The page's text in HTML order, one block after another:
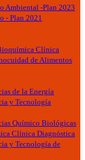
Ambiental -Plan 2023
- Plan 2021
Clínica
de Alimentos
de la Energía
y Tecnología
Químico Biológicas
Clínica Diagnóstica
y Tecnología de